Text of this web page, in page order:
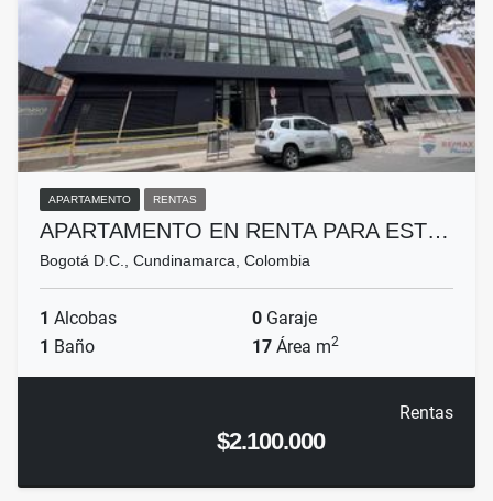
APARTAMENTO RENTAS
APARTAMENTO EN RENTA PARA EST…
Bogotá D.C., Cundinamarca, Colombia
1 Alcobas 0 Garaje
1 Baño 17 Área m2
Rentas
$2.100.000